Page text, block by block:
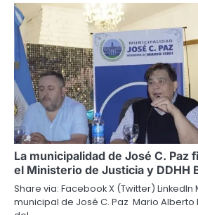
La municipalidad de José C. Paz
el Ministerio de Justicia y DDHH
Share via: Facebook X (Twitter) LinkedIn
municipal de José C. Paz Mario Alberto